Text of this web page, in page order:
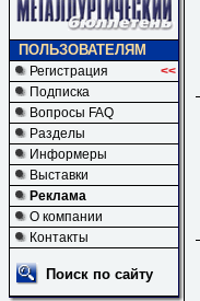
ПОЛЬЗОВАТЕЛЯМ
Регистрация
<<
Подписка
Вопросы FAQ
Разделы
Информеры
Выставки
Реклама
О компании
Контакты
Поиск по сайту